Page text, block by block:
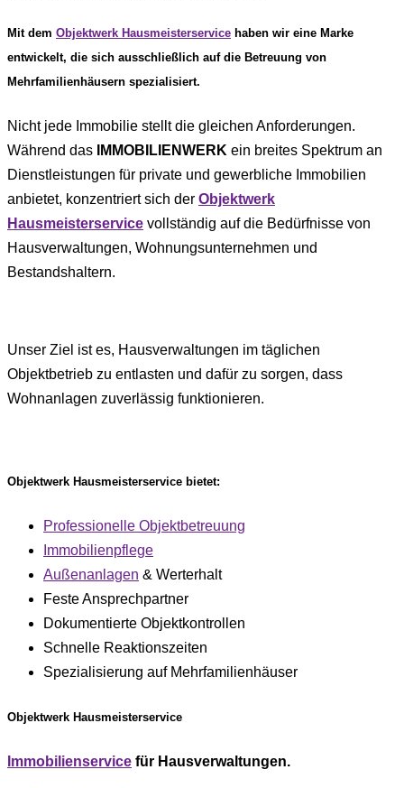
Mit dem Objektwerk Hausmeisterservice haben wir eine Marke
entwickelt, die sich ausschließlich auf die Betreuung von
Mehrfamilienhäusern spezialisiert.
Nicht jede Immobilie stellt die gleichen Anforderungen.
Während das
IMMOBILIENWERK ein breites Spektrum an
Dienstleistungen für private und gewerbliche Immobilien
anbietet, konzentriert sich der Objektwerk
Hausmeisterservice vollständig auf die Bedürfnisse von
Hausverwaltungen, Wohnungsunternehmen und
Bestandshaltern.
Unser Ziel ist es, Hausverwaltungen im täglichen
Objektbetrieb zu entlasten und dafür zu sorgen, dass
Wohnanlagen zuverlässig funktionieren.
Objektwerk Hausmeisterservice bietet:
Professionelle Objektbetreuung
Immobilienpflege
Außenanlagen & Werterhalt
Feste Ansprechpartner
Dokumentierte Objektkontrollen
Schnelle Reaktionszeiten
Spezialisierung auf Mehrfamilienhäuser
Objektwerk Hausmeisterservice
Immobilienservice für Hausverwaltungen.